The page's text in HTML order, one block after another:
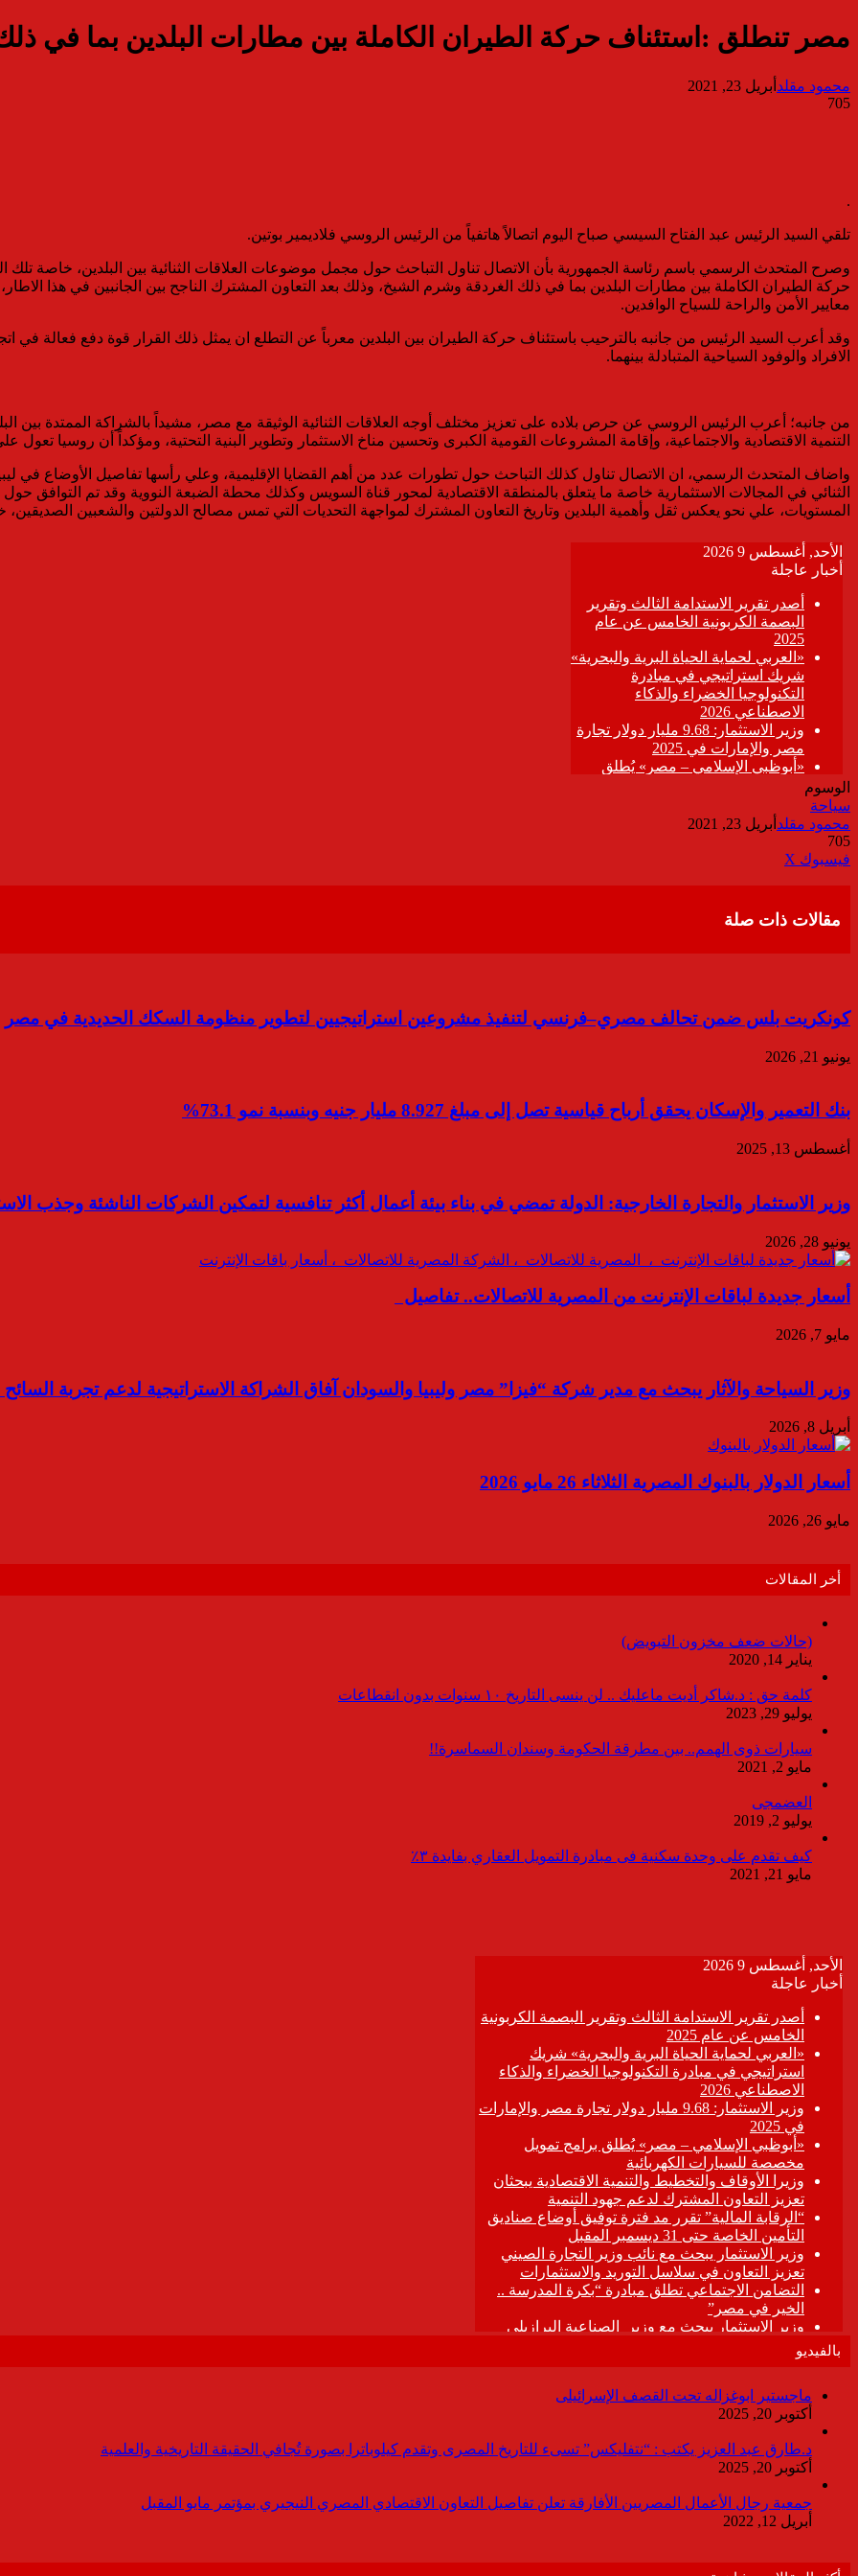
مصر تنطلق :استئناف حركة الطيران الكاملة بين مطارات البلدين بما في
محمود مقلد أبريل 23, 2021
705
.
تلقي السيد الرئيس عبد الفتاح السيسي صباح اليوم اتصالاً هاتفياً من الرئيس الروسي فلاديمير بوتين.
وصرح المتحدث الرسمي باسم رئاسة الجمهورية بأن الاتصال تناول التباحث حول مجمل موضوعات العلاقات الثنائية بين البلدين، خاصة تلك
حركة الطيران الكاملة بين مطارات البلدين بما في ذلك الغردقة وشرم الشيخ، وذلك بعد التعاون المشترك الناجح بين الجانبين في هذا
معايير الأمن والراحة للسياح الوافدين.
وقد أعرب السيد الرئيس من جانبه بالترحيب باستئناف حركة الطيران بين البلدين معرباً عن التطلع ان يمثل ذلك القرار قوة دفع فعالة في
الافراد والوفود السياحية المتبادلة بينهما.
من جانبه؛ أعرب الرئيس الروسي عن حرص بلاده على تعزيز مختلف أوجه العلاقات الثنائية الوثيقة مع مصر، مشيداً بالشراكة الممتدة بين
التنمية الاقتصادية والاجتماعية، وإقامة المشروعات القومية الكبرى وتحسين مناخ الاستثمار وتطوير البنية التحتية، ومؤكداً أن روسيا
واضاف المتحدث الرسمي، ان الاتصال تناول كذلك التباحث حول تطورات عدد من أهم القضايا الإقليمية، وعلي رأسها تفاصيل الأوضاع
الثنائي في المجالات الاستثمارية خاصة ما يتعلق بالمنطقة الاقتصادية لمحور قناة السويس وكذلك محطة الضبعة النووية وقد تم التوافق حول
المستويات، علي نحو يعكس ثقل وأهمية البلدين وتاريخ التعاون المشترك لمواجهة التحديات التي تمس مصالح الدولتين والشعبين الصديقين،
الوسوم
سياحة
محمود مقلد أبريل 23, 2021
705
فيسبوك ‫X
مقالات ذات صلة
كونكريت بلس ضمن تحالف مصري–فرنسي لتنفيذ مشروعين استراتيجيين لتطوير منظومة السكك الحديدية في مصر
يونيو 21, 2026
بنك التعمير والإسكان يحقق أرباح قياسية تصل إلى مبلغ 8.927 مليار جنيه وبنسبة نمو 73.1%
أغسطس 13, 2025
وزير الاستثمار والتجارة الخارجية: الدولة تمضي في بناء بيئة أعمال أكثر تنافسية لتمكين الشركات الناشئة وجذب
يونيو 28, 2026
أسعار جديدة لباقات الإنترنت من المصرية للاتصالات.. تفاصيل
مايو 7, 2026
وزير السياحة والآثار يبحث مع مدير شركة “فيزا” مصر وليبيا والسودان آفاق الشراكة الاستراتيجية لدعم تجربة
أبريل 8, 2026
أسعار الدولار بالبنوك المصرية الثلاثاء 26 مايو 2026
مايو 26, 2026
أخر المقالات
(حالات ضعف مخزون التبويض)
يناير 14, 2020
كلمة حق : د.شاكر أديت ماعليك .. لن ينسى التاريخ ١٠ سنوات بدون انقطاعات
يوليو 29, 2023
سيارات ذوى الهمم.. بين مطرقة الحكومة وسندان السماسرة!!
مايو 2, 2021
العضمجى
يوليو 2, 2019
كيف تقدم على وحدة سكنية فى مبادرة التمويل العقاري بفايدة ٣٪
مايو 21, 2021
بالفيديو
ماجستير ابوغزاله تحت القصف الإسرائيلى
أكتوبر 20, 2025
د.طارق عبد العزيز يكتب : “نتفليكس” تسىء للتاريخ المصرى وتقدم كيلوباترا بصورة تُجافي الحقيقة التاريخية والعلمية
أكتوبر 20, 2025
جمعية رجال الأعمال المصريين الأفارقة تعلن تفاصيل التعاون الاقتصادي المصري النيجيري بمؤتمر مايو المقبل
أبريل 12, 2022